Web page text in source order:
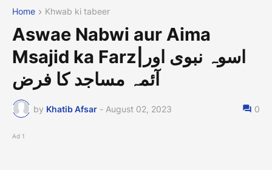
Home Khwab ki tabeer
Aswae Nabwi aur Aima
Msajid ka Farz|اسوہ نبوی اور
آئمہ مساجد کا فرض
by Khatib Afsar - August 02, 2023 0
Ad 1